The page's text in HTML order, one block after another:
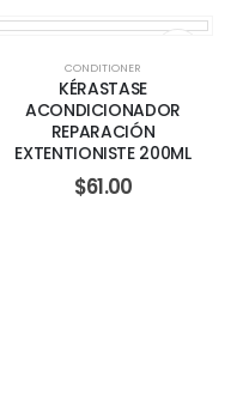
CONDITIONER
KÉRASTASE
ACONDICIONADOR
REPARACIÓN
EXTENTIONISTE 200ML
$61.00